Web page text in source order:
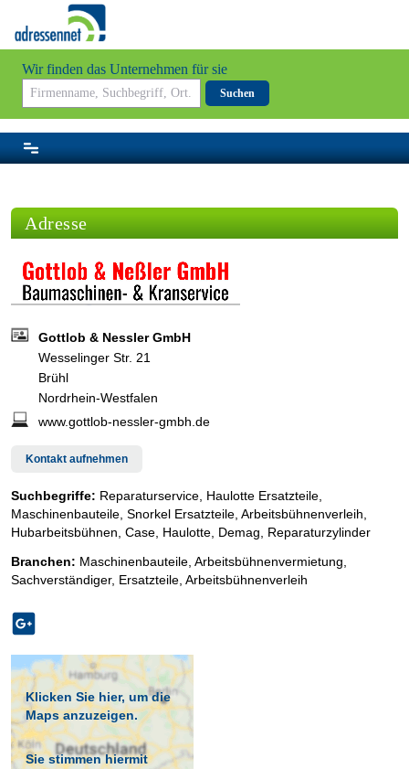
Wir finden das Unternehmen für sie
Suchen
Adresse
Gottlob & Nessler GmbH
Wesselinger Str. 21
Brühl
Nordrhein-Westfalen
www.gottlob-nessler-gmbh.de
Kontakt aufnehmen
Suchbegriffe: Reparaturservice, Haulotte Ersatzteile,
Maschinenbauteile, Snorkel Ersatzteile, Arbeitsbühnenverleih,
Hubarbeitsbühnen, Case, Haulotte, Demag, Reparaturzylinder
Branchen: Maschinenbauteile Arbeitsbühnenvermietung
Sachverständiger, Ersatzteile Arbeitsbühnenverleih
Klicken Sie hier, um die
Maps anzuzeigen.
Sie stimmen hiermit